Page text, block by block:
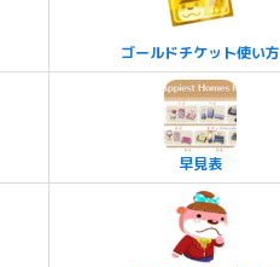
ゴールドチケット使い方
早見表